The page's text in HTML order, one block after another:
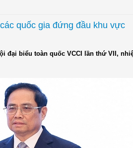
quốc gia đứng đầu khu vực
biểu toàn quốc VCCI lần thứ VII,